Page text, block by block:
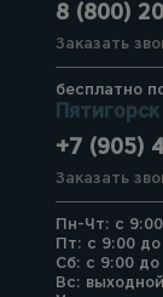
8 (800)
Заказать
бесплатно
Пятигорск
+7 (905)
Заказать
Пн-Чт: с
Пт: с 9:00 до
Сб: с 9:00 до
Вс: выходной